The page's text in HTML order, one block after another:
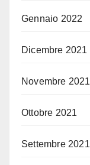
Gennaio 2022
Dicembre 2021
Novembre 2021
Ottobre 2021
Settembre 2021